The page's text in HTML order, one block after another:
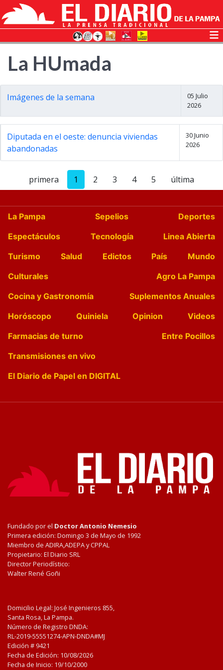
La HUmada
Imágenes de la semana
05 Julio
2026
Diputada en el oeste: denuncia viviendas
abandonadas
30 Junio
2026
primera 1 2 3 4 5 última
La Pampa Sepelios
Deportes
Espectáculos
Tecnología
Linea Abierta
Turismo
Salud Edictos País
Mundo
Culturales
Agro La Pampa
Cocina y Gastronomía
Suplementos Anuales
Horóscopo
Quiniela Opinion
Videos
Farmacias de turno
Entre Pocillos
Transmisiones en vivo
El Diario de Papel en DIGITAL
Fundado por el Doctor Antonio Nemesio
Primera edición: Domingo 3 de Mayo de 1992
Miembro de ADIRA,ADEPA y CPPAL
Propietario: El Diario SRL
Director Periodístico:
Walter René Goñi
Domicilio Legal: José Ingenieros 855,
Santa Rosa, La Pampa.
Número de Registro DNDA:
RL-2019-55551274-APN-DNDA#MJ
Edición # 9421
Fecha de Edición: 10/08/2026
Fecha de Inicio: 19/10/2000